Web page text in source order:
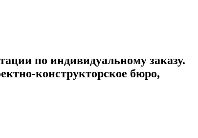
по индивидуальному заказу.
конструкторское бюро,